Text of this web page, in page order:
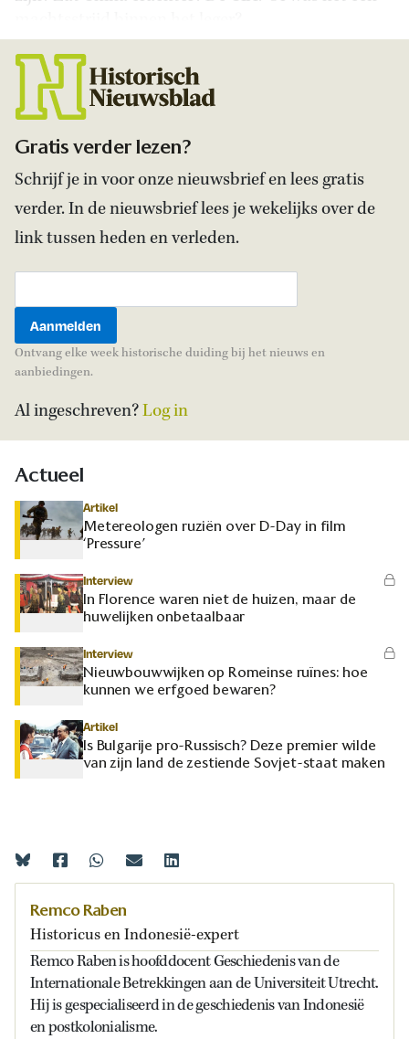
Gratis verder lezen?
Schrijf je in voor onze nieuwsbrief en lees gratis
verder. In de nieuwsbrief lees je wekelijks over de
link tussen heden en verleden.
Ontvang elke week historische duiding bij het nieuws en
aanbiedingen.
Al ingeschreven?Log in
Actueel
Artikel
Metereologen ruziën over D-Day in film
‘Pressure’
Interview
In Florence waren niet de huizen, maar de
huwelijken onbetaalbaar
Interview
Nieuwbouwwijken op Romeinse ruïnes: hoe
kunnen we erfgoed bewaren?
Artikel
Is Bulgarije pro-Russisch? Deze premier wilde
van zijn land de zestiende Sovjet-staat maken
Remco Raben
Historicus en Indonesië-expert
Remco Raben is hoofddocent Geschiedenis van de
Internationale Betrekkingen aan de Universiteit Utrecht.
Hij is gespecialiseerd in de geschiedenis van Indonesië
en postkolonialisme.